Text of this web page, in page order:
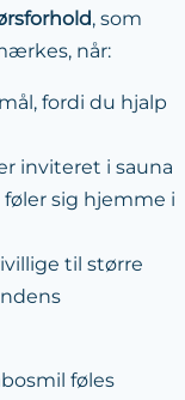
, som
når:
fordi du hjalp
inviteret i sauna
sig hjemme i
til større
føles